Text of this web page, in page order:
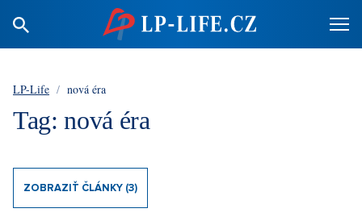
LP-Life / nová éra
Tag: nová éra
ZOBRAZIŤ ČLÁNKY (3)